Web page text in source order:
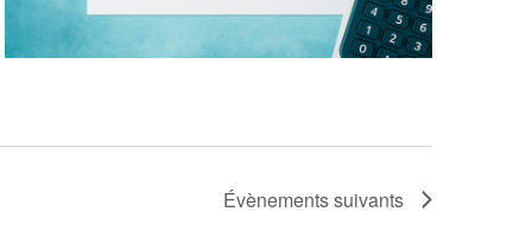
Évènementssuivants